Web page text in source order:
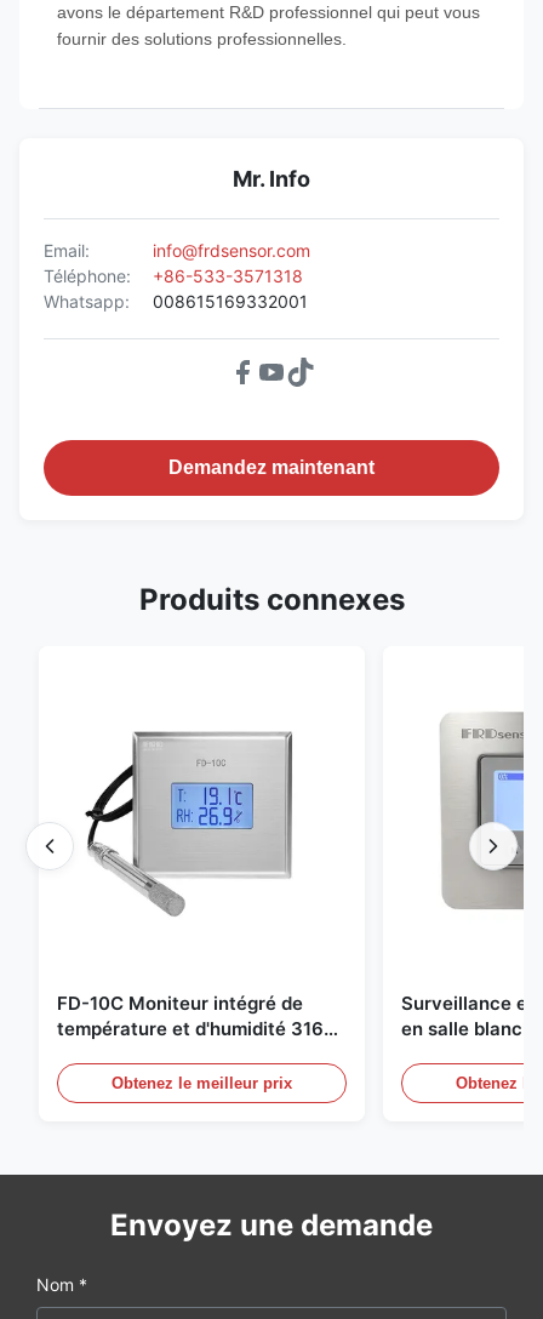
avons le département R&D professionnel qui peut vous
fournir des solutions professionnelles.
Mr. Info
Email:
info@frdsensor.com
Téléphone:
+86-533-3571318
Whatsapp:
008615169332001
Demandez maintenant
Produits connexes
FD-10C Moniteur intégré de
température et d'humidité 316L
Obtenez le meilleur prix
Surveillance
en salle
20mA/RS485
Détection de
Obtenez
Envoyez une demande
Nom *